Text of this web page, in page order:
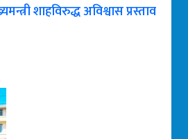
शाहविरुद्ध अविश्वास प्रस्ताव